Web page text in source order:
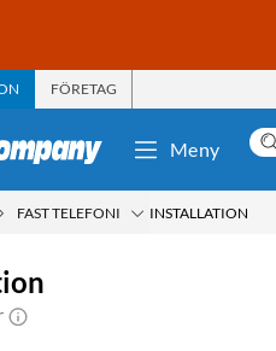
FÖRETAG
Meny
FAST TELEFONI INSTALLATION